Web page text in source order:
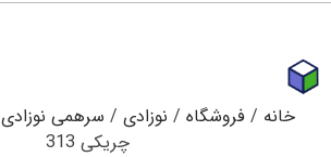
خانه / فروشگاه / نوزادی / سرهمی نوزادی
چریکی 313